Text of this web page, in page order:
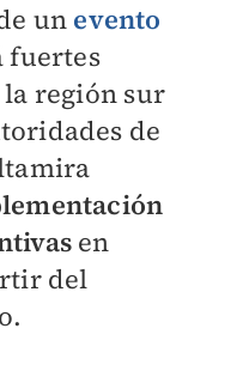
un evento
fuertes
región sur
de
en
del